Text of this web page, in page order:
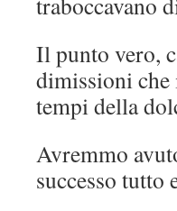
Il punto vero,
dimissioni che
tempi della
Avremmo
successo tutto